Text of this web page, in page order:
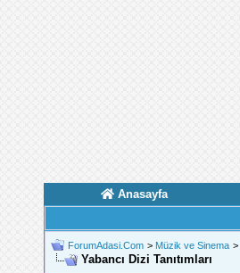
Anasayfa
ForumAdasi.Com > Müzik ve Sinema >
Yabancı Dizi Tanıtımları